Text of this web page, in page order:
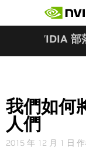
NVIDIA 部
我們如何
人們
2015 年 12 月 1 日